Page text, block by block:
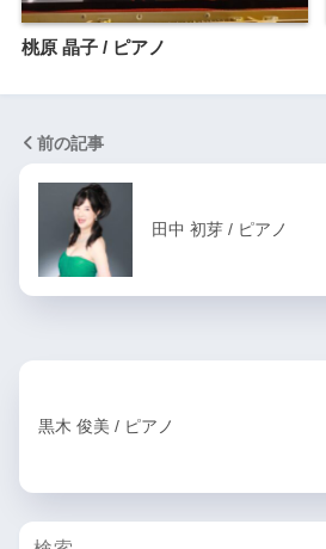
桃原 晶子 / ピアノ
前の記事
田中 初芽 / ピアノ
黒木 俊美 / ピアノ